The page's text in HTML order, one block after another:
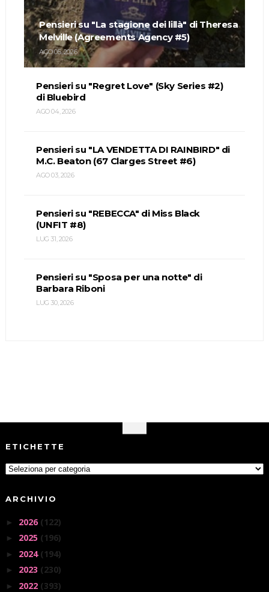
Pensieri su "La stagione dei lillà" di Theresa
Melville (Agreements Agency #5)
AGO 05, 2026
Pensieri su "Regret Love" (Sky Series #2)
di Bluebird
AGO 04, 2026
Pensieri su "LA VENDETTA DI RAINBIRD" di
M.C. Beaton (67 Clarges Street #6)
AGO 03, 2026
Pensieri su "REBECCA" di Miss Black
(UNFIT #8)
LUG 31, 2026
Pensieri su "Sposa per una notte" di
Barbara Riboni
LUG 30, 2026
ETICHETTE
ARCHIVIO
► 2026 (122)
► 2025 (196)
► 2024 (194)
► 2023 (230)
► 2022 (393)